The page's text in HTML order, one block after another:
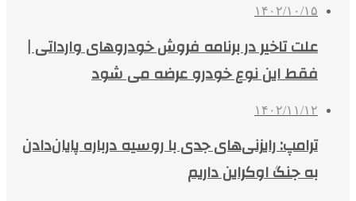
۱۴۰۲/۱۰/۱۵
علت تاخیر در برنامه فروش خودروهای وارداتی |
فقط این نوع خودرو عرضه می شود
۱۴۰۲/۱۱/۱۲
ترامپ: رایزنی‌های جدی با روسیه درباره پایان‌دادن
به جنگ اوکراین داریم